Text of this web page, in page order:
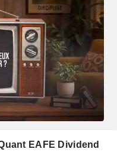
EAFE Dividend